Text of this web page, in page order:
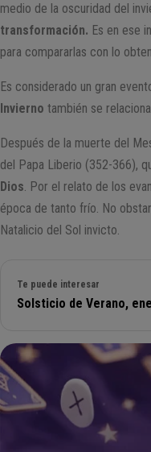
medio de la oscuridad del
transformación. Es en ese
para compararlas con lo
Es considerado un gran
Invierno también se
Después de la muerte del
del Papa Liberio (352-366),
Dios. Por el relato de los
época de tanto frío. No
Natalicio del Sol invicto.
Te puede interesar
Solsticio de Verano,